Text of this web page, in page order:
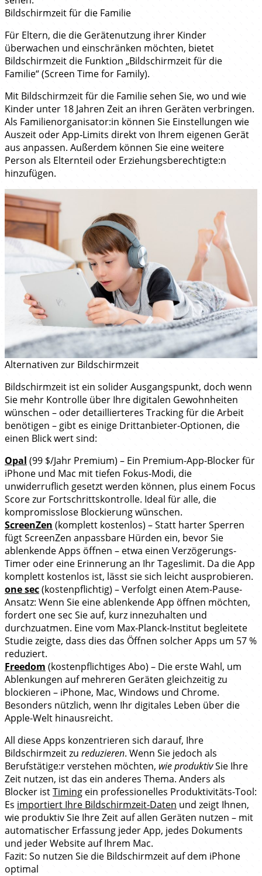
Bildschirmzeit für die Familie
Für Eltern, die die Gerätenutzung ihrer Kinder
überwachen und einschränken möchten, bietet
Bildschirmzeit die Funktion „Bildschirmzeit für die
Familie“ (Screen Time for Family).
Mit Bildschirmzeit für die Familie sehen Sie, wo und wie
Kinder unter 18 Jahren Zeit an ihren Geräten verbringen.
Als Familienorganisator:in können Sie Einstellungen wie
Auszeit oder App‑Limits direkt von Ihrem eigenen Gerät
aus anpassen. Außerdem können Sie eine weitere
Person als Elternteil oder Erziehungsberechtigte:n
hinzufügen.
Alternativen zur Bildschirmzeit
Bildschirmzeit ist ein solider Ausgangspunkt, doch wenn
Sie mehr Kontrolle über Ihre digitalen Gewohnheiten
wünschen – oder detaillierteres Tracking für die Arbeit
benötigen – gibt es einige Drittanbieter-Optionen, die
einen Blick wert sind:
Opal (99 $/Jahr Premium) – Ein Premium-App-Blocker für
iPhone und Mac mit tiefen Fokus-Modi, die
unwiderruflich gesetzt werden können, plus einem Focus
Score zur Fortschrittskontrolle. Ideal für alle, die
kompromisslose Blockierung wünschen.
ScreenZen (komplett kostenlos) – Statt harter Sperren
fügt ScreenZen anpassbare Hürden ein, bevor Sie
ablenkende Apps öffnen – etwa einen Verzögerungs-
Timer oder eine Erinnerung an Ihr Tageslimit. Da die App
komplett kostenlos ist, lässt sie sich leicht ausprobieren.
one sec(kostenpflichtig) – Verfolgt einen Atem-Pause-
Ansatz: Wenn Sie eine ablenkende App öffnen möchten,
fordert one sec Sie auf, kurz innezuhalten und
durchzuatmen. Eine vom Max-Planck-Institut begleitete
Studie zeigte, dass dies das Öffnen solcher Apps um 57 %
reduziert.
Freedom (kostenpflichtiges Abo) – Die erste Wahl, um
Ablenkungen auf mehreren Geräten gleichzeitig zu
blockieren – iPhone, Mac, Windows und Chrome.
Besonders nützlich, wenn Ihr digitales Leben über die
Apple-Welt hinausreicht.
All diese Apps konzentrieren sich darauf, Ihre
Bildschirmzeit zu reduzieren. Wenn Sie jedoch als
Berufstätige:r verstehen möchten, wie produktivSie Ihre
Zeit nutzen, ist das ein anderes Thema. Anders als
Blocker istTiming ein professionelles Produktivitäts-Tool:
Es importiert Ihre Bildschirmzeit-Daten und zeigt Ihnen,
wie produktiv Sie Ihre Zeit auf allen Geräten nutzen – mit
automatischer Erfassung jeder App, jedes Dokuments
und jeder Website auf Ihrem Mac.
Fazit: So nutzen Sie die Bildschirmzeit auf dem iPhone
optimal